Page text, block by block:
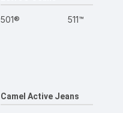
501® 511™
Camel Active Jeans